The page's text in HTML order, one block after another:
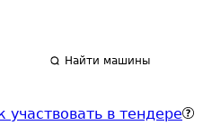
Найти машины
участвовать в тендере